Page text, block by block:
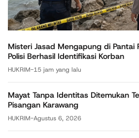
Misteri Jasad Mengapung di Pantai
Polisi Berhasil Identifikasi Korban
HUKRIM-15 jam yang lalu
Mayat Tanpa Identitas Ditemukan
Pisangan Karawang
HUKRIM-Agustus 6, 2026